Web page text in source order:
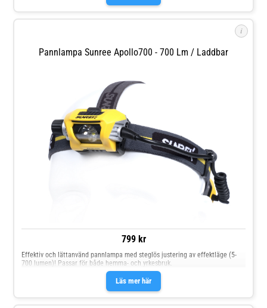
i
Pannlampa Sunree Apollo700 - 700 Lm / Laddbar
799 kr
Läs mer här
Effektiv och lättanvänd pannlampa med steglös justering av effektläge (5-
700 lumen)! Passar för både hemma- och yrkesbruk.